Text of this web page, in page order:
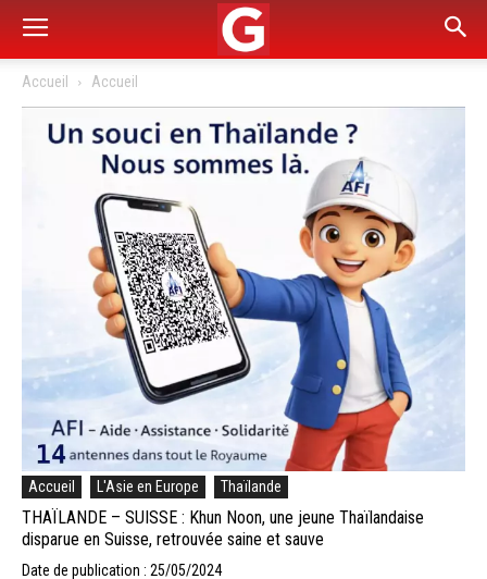
Accueil Accueil
Accueil L'Asie en Europe Thaïlande
THAÏLANDE – SUISSE : Khun Noon, une jeune Thaïlandaise
disparue en Suisse, retrouvée saine et sauve
Date de publication : 25/05/2024